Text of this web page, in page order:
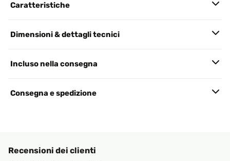
Caratteristiche
Dimensioni & dettagli tecnici
Incluso nella consegna
Consegna e spedizione
Recensioni dei clienti